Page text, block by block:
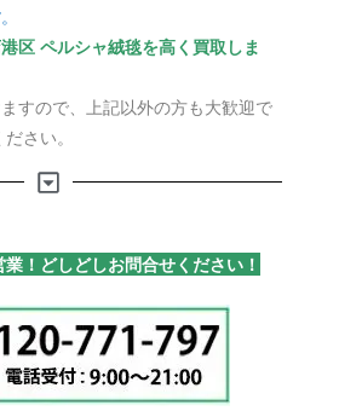
。
区 ペルシャ絨毯を高く買取しま
すので、上記以外の方も大歓迎で
さい。
！どしどしお問合せください！